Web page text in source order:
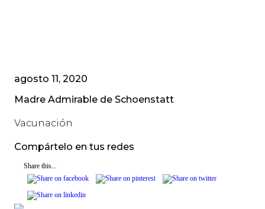
agosto 11, 2020
Madre Admirable de Schoenstatt
Vacunación
Compártelo en tus redes
Share this...